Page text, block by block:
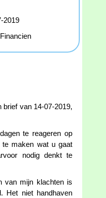
2019
brief van 14-07-2019,
te reageren op
te maken wat u gaat
nodig denkt te
van mijn klachten is
Het niet handhaven